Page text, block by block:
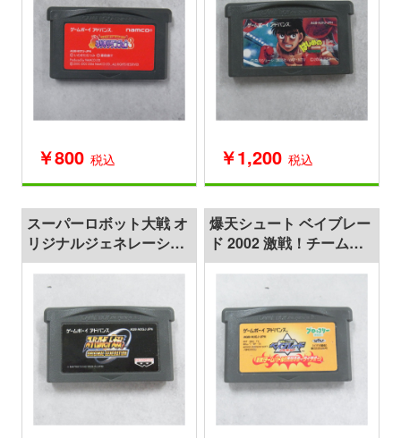
￥800 税込 ￥1,200 税込
スーパーロボット大戦 オ
リジナルジェネレーショ
ン
爆天シュート ベイブレー
ド 2002 激戦！チームバ
トル!!黄龍の章-ダイチ編-